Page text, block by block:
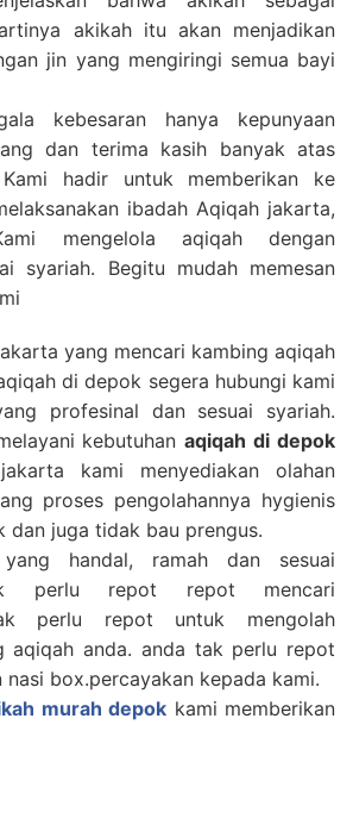
akikah itu akan menjadikan
jin yang mengiringi semua bayi
kebesaran hanya kepunyaan
dan terima kasih banyak atas
hadir untuk memberikan ke
ibadah Aqiqah jakarta,
mengelola aqiqah dengan
syariah. Begitu mudah memesan
yang mencari kambing aqiqah
di depok segera hubungi kami
profesinal dan sesuai syariah.
kebutuhanaqiqah di depok
kami menyediakan olahan
proses pengolahannya hygienis
dan juga tidak bau prengus.
handal, ramah dan sesuai
perlu repot repot mencari
perlu repot untuk mengolah
aqiqah anda. anda tak perlu repot
nasi box.percayakan kepada kami.
murah depok kami memberikan